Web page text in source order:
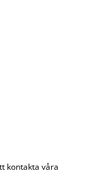
kontakta våra